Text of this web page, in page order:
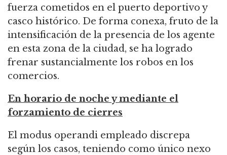
fuerza cometidos en el puerto deportivo y
casco histórico. De forma conexa, fruto de la
intensificación de la presencia de los agente
en esta zona de la ciudad, se ha logrado
frenar sustancialmente los robos en los
comercios.
En horario de noche y mediante el
forzamiento de cierres
El modus operandi empleado discrepa
según los casos, teniendo como único nexo